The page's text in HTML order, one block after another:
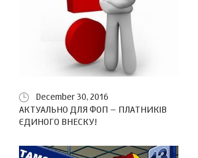
December 30, 2016
АКТУАЛЬНО ДЛЯ ФОП – ПЛАТНИКІВ
ЄДИНОГО ВНЕСКУ!